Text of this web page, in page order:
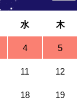
水 木
4 5
11 12
18 19